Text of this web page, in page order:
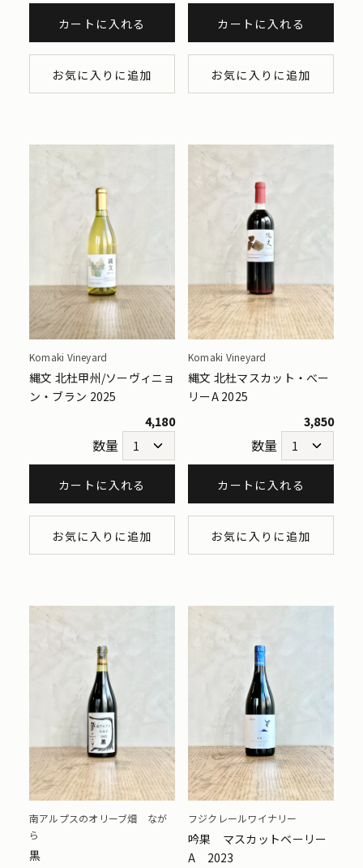
カートに入れる
お気に入りに追加
カートに入れる
お気に入りに追加
Komaki Vineyard
縄文 北杜甲州/ソーヴィニョ
ン・ブラン 2025
4,180
数量
カートに入れる
お気に入りに追加
Komaki Vineyard
縄文 北杜マスカット・べー
リーA 2025
3,850
数量
カートに入れる
お気に入りに追加
南アルプスのオリーブ畑 なが
ら
黒
フジクレールワイナリー
吟果 マスカットベーリー
A 2023